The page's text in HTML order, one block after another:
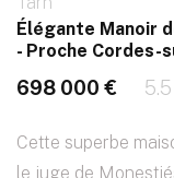
Élégante Manoir
- Proche Cordes-
698 000 €
Cette superbe
le juge de